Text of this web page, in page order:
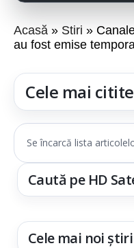
Acasă Stiri
au fost emise
Cele mai
Se încarcă lista
Caută pe HD
Cele mai noi știri